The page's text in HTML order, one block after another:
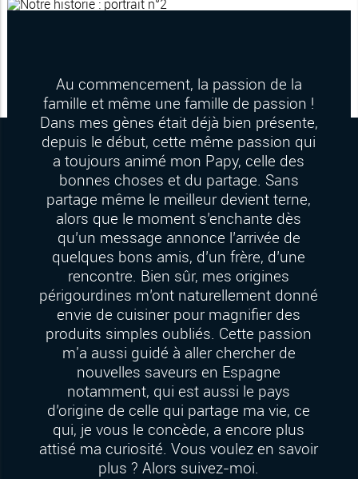
Au commencement, la passion de la
famille et même une famille de passion !
Dans mes gènes était déjà bien présente,
depuis le début, cette même passion qui
a toujours animé mon Papy, celle des
bonnes choses et du partage. Sans
partage même le meilleur devient terne,
alors que le moment s’enchante dès
qu’un message annonce l’arrivée de
quelques bons amis, d’un frère, d’une
rencontre. Bien sûr, mes origines
périgourdines m’ont naturellement donné
envie de cuisiner pour magnifier des
produits simples oubliés. Cette passion
m'a aussi guidé à aller chercher de
nouvelles saveurs en Espagne
notamment, qui est aussi le pays
d’origine de celle qui partage ma vie, ce
qui, je vous le concède, a encore plus
attisé ma curiosité. Vous voulez en savoir
plus ? Alors suivez-moi.